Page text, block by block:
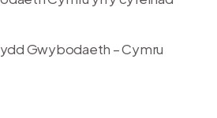
Gwybodaeth – Cymru